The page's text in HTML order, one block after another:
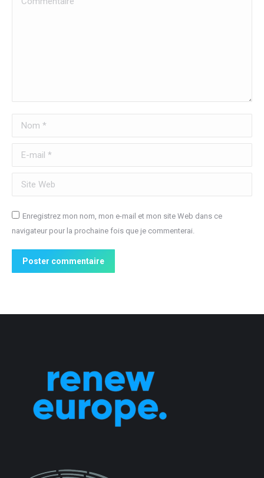
Nom *
E-mail *
Site Web
Enregistrez mon nom, mon e-mail et mon site Web dans ce
navigateur pour la prochaine fois que je commenterai.
Poster commentaire